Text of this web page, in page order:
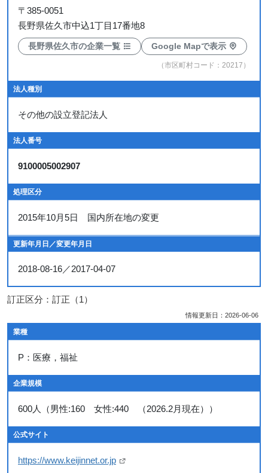
〒 385-0051
長野県佐久市中込1丁目17番地8
長野県佐久市の企業一覧 Google Mapで表示
（市区町村コード：20217）
法人種別
その他の設立登記法人
法人番号
9100005002907
処理区分
2015年10月5日 国内所在地の変更
更新年月日／変更年月日
2018-08-16／2017-04-07
訂正区分：訂正（1）
情報更新日：2026-06-06
業種
P：医療，福祉
企業規模
600人（男性:160 女性:440 （2026.2月現在））
公式サイト
https://www.keijinnet.or.jp